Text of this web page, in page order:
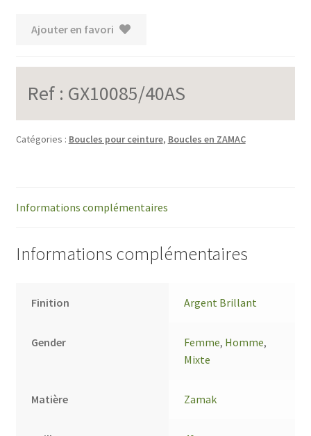
Ajouter en favori
Ref : GX10085/40AS
Catégories : Boucles pour ceinture, Boucles en ZAMAC
Informations complémentaires
Informations complémentaires
Finition Argent Brillant
Gender Femme, Homme,
Mixte
Matière Zamak